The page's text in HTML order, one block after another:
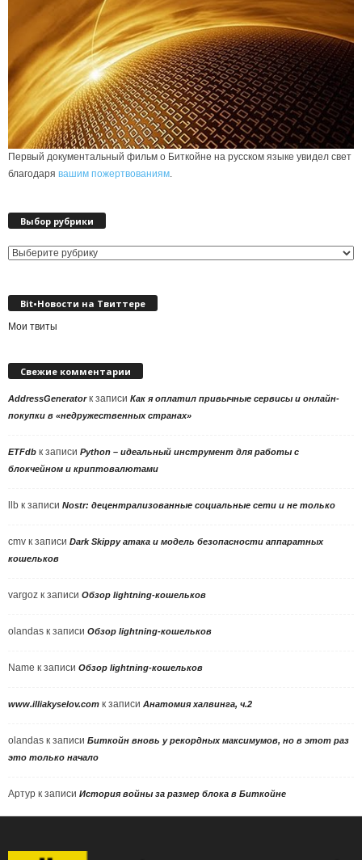
Первый документальный фильм о Биткойне на русском языке увидел свет
благодаря вашим пожертвованиям.
Выбор рубрики
Выбор
Bit•Новости на Твиттере
Мои твиты
Свежие комментарии
AddressGeneratorк записи Как я оплатил привычные сервисы и онлайн-
покупки в «недружественных странах»
ETFdb к записи Python – идеальный инструмент для работы с
блокчейном и криптовалютами
llb к записи Nostr: децентрализованные социальные сети и не только
cmv к записи Dark Skippy атака и модель безопасности аппаратных
кошельков
vargoz к записи Обзор lightning-кошельков
olandas к записи Обзор lightning-кошельков
Name к записи Обзор lightning-кошельков
www.illiakyselov.com к записи Анатомия халвинга, ч.2
olandas к записи Биткойн вновь у рекордных максимумов, но в этот раз
это только начало
Артур к записи История войны за размер блока в Биткойне